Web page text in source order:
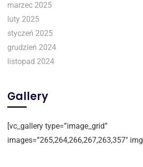
marzec 2025
luty 2025
styczeń 2025
grudzień 2024
listopad 2024
Gallery
[vc_gallery type=”image_grid”
images=”265,264,266,267,263,357″